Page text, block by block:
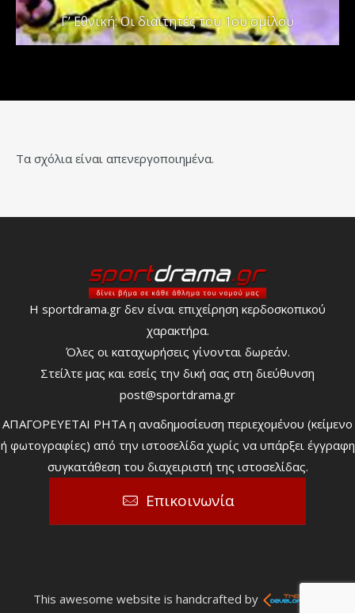
Γ’ Εθνική: Οι διαιτητές του 1ου ομίλου
Τα σχόλια είναι απενεργοποιημένα.
Η sportdrama.gr δεν είναι επιχείρηση κερδοσκοπικού
χαρακτήρα.
Όλες οι καταχωρήσεις γίνονται δωρεάν.
Στείλτε μας και εσείς την δική σας στη διεύθυνση
post@sportdrama.gr
ΑΠΑΓΟΡΕΥΕΤΑΙ ΡΗΤΑ η αναδημοσίευση περιεχομένου (κείμενο
ή φωτογραφίες) από την ιστοσελίδα χωρίς να υπάρξει έγγραφη
συγκατάθεση του διαχειριστή της ιστοσελίδας.
Επικοινωνία
This awesome website is handcrafted by